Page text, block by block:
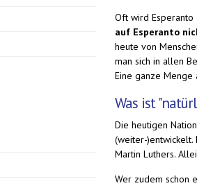
Oft wird Esperanto
auf Esperanto
heute von
man sich in allen
Eine ganze
Was ist
Die heutigen
(weiter-
Martin Luthers.
Wer zudem schon